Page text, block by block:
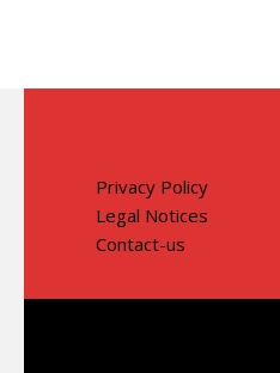
Privacy Policy
Legal Notices
Contact-us